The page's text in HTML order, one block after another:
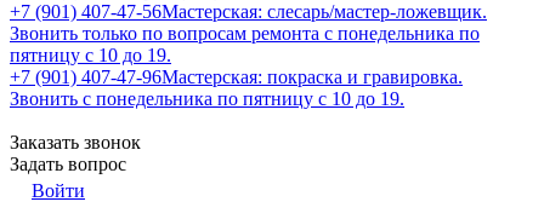
+7 (901) 407-47-56Мастерская: слесарь/мастер-ложевщик.
Звонить только по вопросам ремонта с понедельника по
пятницу с 10 до 19.
+7 (901) 407-47-96Мастерская: покраска и гравировка.
Звонить с понедельника по пятницу с 10 до 19.
Заказать звонок
Задать вопрос
Войти